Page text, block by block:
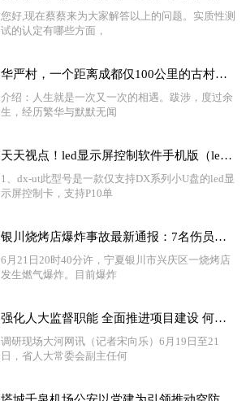
您好,现在蔡蔡来为大家解答以上的问题。实质性测
试的认定有哪些方面，
华严村，一个距离成都仅100公里的古村落，隐藏着川西最大的古聚落
介绍：人生就是一次又一次的相遇。跋涉，度过余
生，经历繁华与默默无闻
天天视点！led显示屏控制软件手机版（led显示屏控制软件dx）
1、dx-ut此型号是一款仅支持DX系列小U盘的led显
示屏控制卡，支持P10单
银川烧烤店爆炸事故最新通报：7名伤员生命体征平稳 将尽快查明爆炸事故原因_环球新资讯
6月21日20时40分许，宁夏银川市兴庆区一烧烤店
发生燃气爆炸。目前爆炸
强化人大监督职能 全面推进项目建设 何金平带队到济源示范区和焦作市调研“三个一批”项目建设情况 世界要闻
调研现场大河网讯（记者宋向乐）6月19日至21
日，省人大常委会副主任何